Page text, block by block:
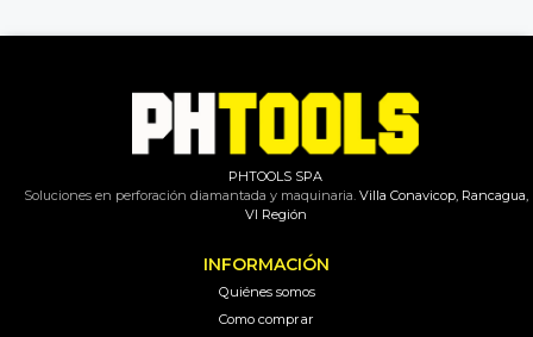
PHTOOLS SPA
Soluciones en perforación diamantada y maquinaria.Villa Conavicop, Rancagua,
VI Región
INFORMACIÓN
Quiénes somos
Como comprar